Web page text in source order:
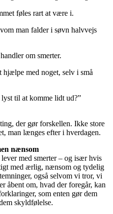
føles rart at være i.
man falder i søvn halvvejs
om smerter.
med noget, selv i små
til at komme lidt ud?”
der gør forskellen. Ikke store
man længes efter i hverdagen.
nænsom
med smerter – og især hvis
med ærlig, nænsom og tydelig
også selvom vi tror, vi
åbent om, hvad der foregår, kan
som enten gør dem
skyldfølelse.